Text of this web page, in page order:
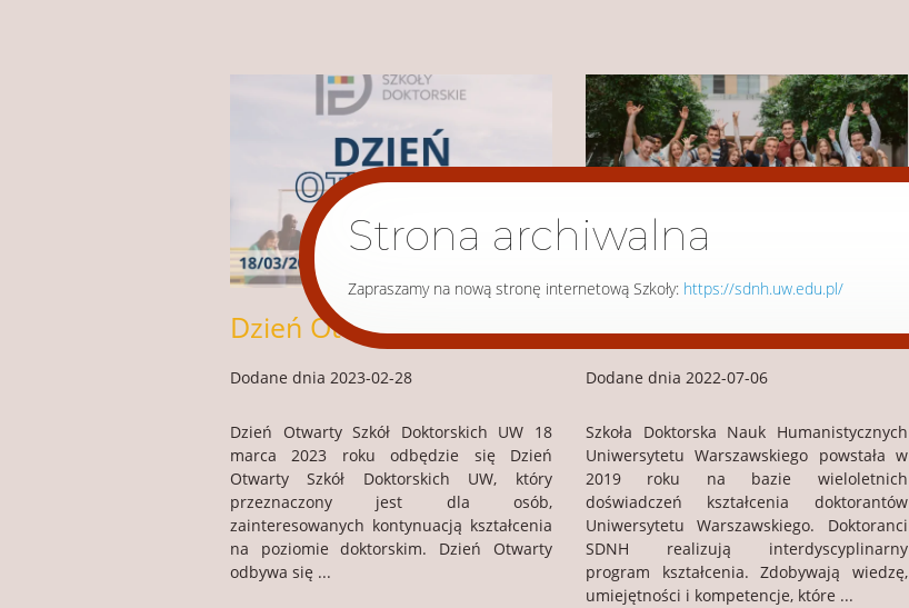
Dzień Otwarty Szkół Doktorskich UW
Dodane dnia 2023-02-28
Dzień Otwarty Szkół Doktorskich UW 18
marca 2023 roku odbędzie się Dzień
Otwarty Szkół Doktorskich UW, który
przeznaczony jest dla osób,
zainteresowanych kontynuacją kształcenia
na poziomie doktorskim. Dzień Otwarty
odbywa się ...
Rekrutacja 2022/2023
Dodane dnia 2022-07-06
Szkoła Doktorska Nauk Humanistycznych
Uniwersytetu Warszawskiego powstała w
2019 roku na bazie wieloletnich
doświadczeń kształcenia doktorantów
Uniwersytetu Warszawskiego. Doktoranci
SDNH realizują interdyscyplinarny
program kształcenia. Zdobywają wiedzę,
umiejętności i kompetencje, które ...
Strona archiwalna
Zapraszamy na nową stronę internetową Szkoły: https://sdnh.uw.edu.pl/